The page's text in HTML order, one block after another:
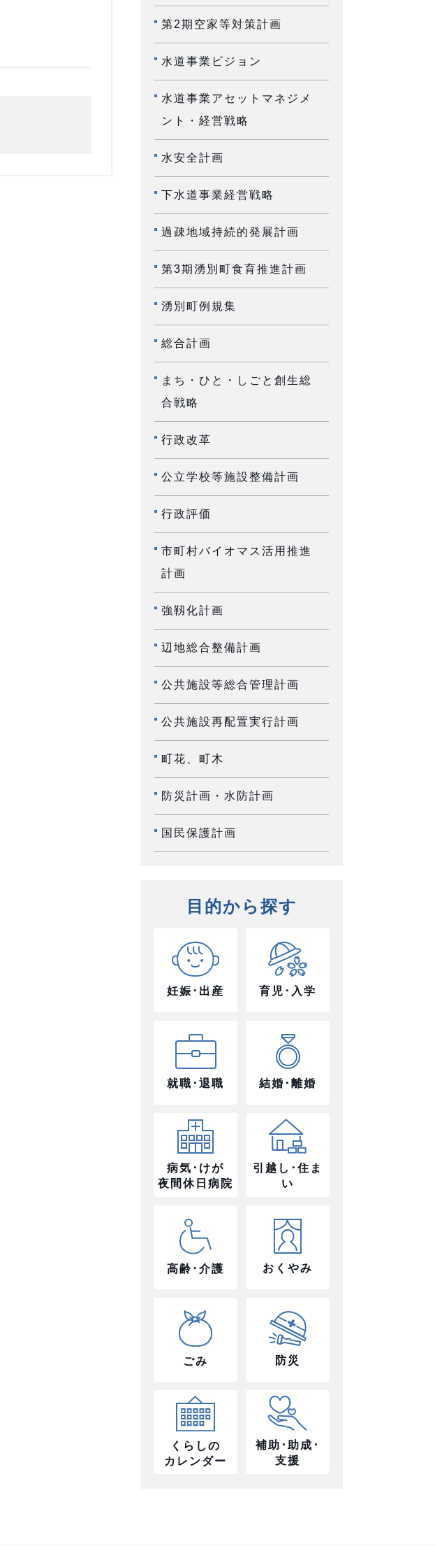
第2期空家等対策計画
水道事業ビジョン
水道事業アセットマネジメ
ント・経営戦略
水安全計画
下水道事業経営戦略
過疎地域持続的発展計画
第3期湧別町食育推進計画
湧別町例規集
総合計画
まち・ひと・しごと創生総
合戦略
行政改革
公立学校等施設整備計画
行政評価
市町村バイオマス活用推進
計画
強靱化計画
辺地総合整備計画
公共施設等総合管理計画
公共施設再配置実行計画
町花、町木
防災計画・水防計画
国民保護計画
目的から探す
妊娠･出産 育児･入学
就職･退職 結婚･離婚
病気･けが
夜間休日病院
引越し･住ま
い
高齢･介護 おくやみ
ごみ 防災
くらしの
カレンダー
補助･助成･
支援